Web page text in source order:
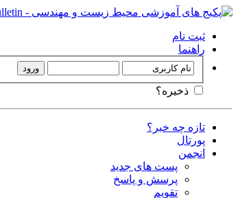
ثبت نام
راهنما
ذخیره؟
تازه چه خبر؟
پورتال
انجمن
پست های جدید
پرسش و پاسخ
تقویم